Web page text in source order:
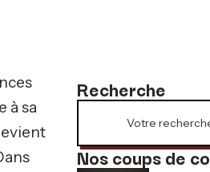
à sa
Recherche
Nos coups de